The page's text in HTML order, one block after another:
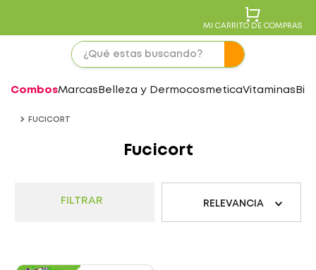
MI CARRITO DE COMPRAS
CombosMarcas Belleza y DermocosmeticaVitaminas
FUCICORT
Fucicort
FILTRAR RELEVANCIA